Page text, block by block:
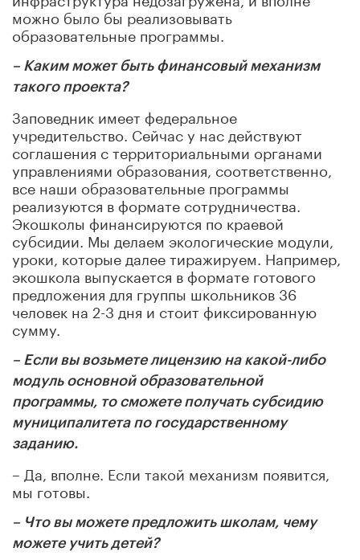
можно было бы реализовывать
образовательные программы.
– Каким может быть финансовый механизм
такого проекта?
Заповедник имеет федеральное
учредительство. Сейчас у нас действуют
соглашения с территориальными органами
управлениями образования, соответственно,
все наши образовательные программы
реализуются в формате сотрудничества.
Экошколы финансируются по краевой
субсидии. Мы делаем экологические модули,
уроки, которые далее тиражируем. Например,
экошкола выпускается в формате готового
предложения для группы школьников 36
человек на 2-3 дня и стоит фиксированную
сумму.
– Если вы возьмете лицензию на какой-либо
модуль основной образовательной
программы, то сможете получать субсидию
муниципалитета по государственному
заданию.
– Да, вполне. Если такой механизм появится,
мы готовы.
– Что вы можете предложить школам, чему
можете учить детей?